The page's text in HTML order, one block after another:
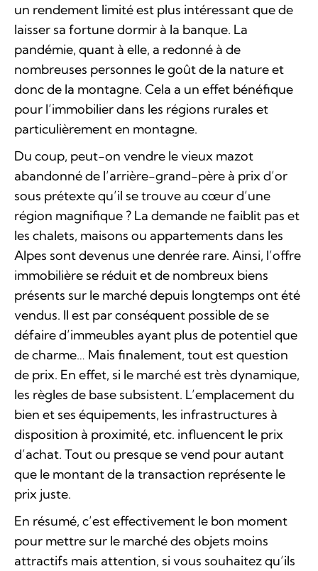
un rendement limité est plus intéressant que de
laisser sa fortune dormir à la banque. La
pandémie, quant à elle, a redonné à de
nombreuses personnes le goût de la nature et
donc de la montagne. Cela a un effet bénéfique
pour l’immobilier dans les régions rurales et
particulièrement en montagne.
Du coup, peut-on vendre le vieux mazot
abandonné de l’arrière-grand-père à prix d’or
sous prétexte qu’il se trouve au cœur d’une
région magnifique ? La demande ne faiblit pas et
les chalets, maisons ou appartements dans les
Alpes sont devenus une denrée rare. Ainsi, l’offre
immobilière se réduit et de nombreux biens
présents sur le marché depuis longtemps ont été
vendus. Il est par conséquent possible de se
défaire d’immeubles ayant plus de potentiel que
de charme… Mais finalement, tout est question
de prix. En effet, si le marché est très dynamique,
les règles de base subsistent. L’emplacement du
bien et ses équipements, les infrastructures à
disposition à proximité, etc. influencent le prix
d’achat. Tout ou presque se vend pour autant
que le montant de la transaction représente le
prix juste.
En résumé, c’est effectivement le bon moment
pour mettre sur le marché des objets moins
attractifs mais attention, si vous souhaitez qu’ils